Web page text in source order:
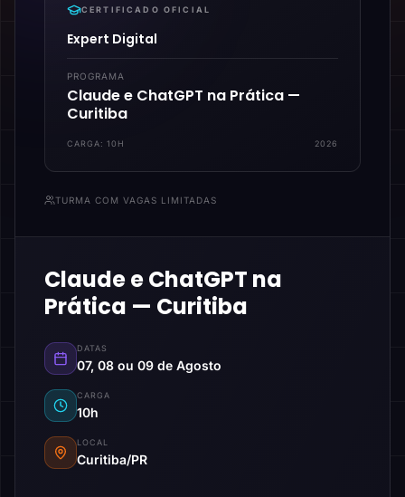
CERTIFICADO OFICIAL
Expert Digital
PROGRAMA
Claude e ChatGPT na Prática —
Curitiba
CARGA:10H 2026
TURMA COM VAGAS LIMITADAS
Claude e ChatGPT na
Prática — Curitiba
DATAS
07, 08 ou 09 de Agosto
CARGA
10h
LOCAL
Curitiba/PR